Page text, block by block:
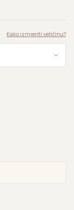
Kako izmjeriti veličinu?